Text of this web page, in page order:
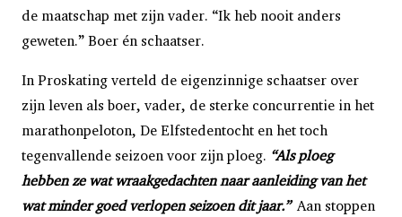
de maatschap met zijn vader. “Ik heb nooit anders
geweten.” Boer én schaatser.
In Proskating verteld de eigenzinnige schaatser over
zijn leven als boer, vader, de sterke concurrentie in het
marathonpeloton, De Elfstedentocht en het toch
tegenvallende seizoen voor zijn ploeg. “Als ploeg
hebben ze wat wraakgedachten naar aanleiding van het
wat minder goed verlopen seizoen dit jaar.” Aan stoppen